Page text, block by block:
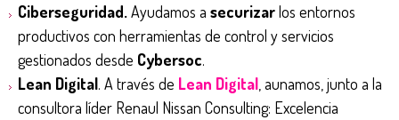
Ciberseguridad.Ayudamos a securizarlos entornos
productivos con herramientas de control y servicios
gestionados desde Cybersoc.
Lean Digital. A través de Lean Digital , aunamos, junto a la
consultora líder Renaul Nissan Consulting: Excelencia